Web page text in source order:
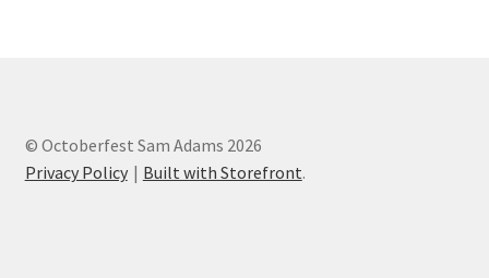
© Octoberfest Sam Adams 2026
Privacy Policy
Built with Storefront.